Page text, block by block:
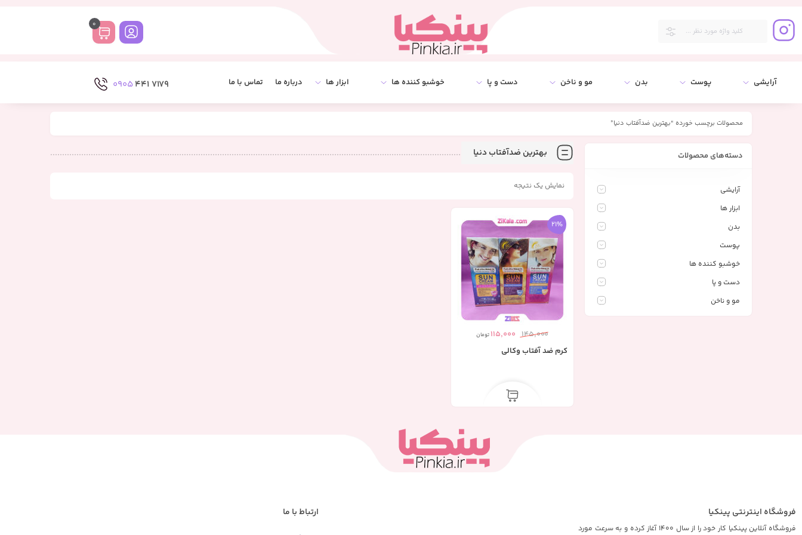
0
آرایشی پوست بدن مو و ناخن دست و پا خوشبو کننده ها ابزار ها درباره ما تماس با ما 7179 441
0905
محصولات برچسب خورده “بهترین ضدآفتاب دنیا”
بهترین ضدآفتاب دنیا
نمایش یک نتیجه
21%
145,000
115,000 تومان
کرم ضد آفتاب وکالی
دسته‌های محصولات
آرایشی
ابزار ها
بدن
پوست
خوشبو کننده ها
دست و پا
مو و ناخن
فروشگاه اینترنتی پینکیا
فروشگاه آنلاین پینکیا کار خود را از سال 1400 آغاز کرده و به سرعت مورد
ارتباط با ما